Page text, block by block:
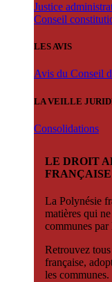
Justice
Conseil
LES AVIS
Avis du Conseil
LA VEILLE
Consolidations
LE DROIT
FRANÇAISE
La Polynésie
matières qui
communes par
Retrouvez
française,
les communes.